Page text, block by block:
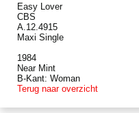
Easy Lover
CBS
A.12.4915
Maxi Single
1984
Near Mint
B-Kant: Woman
Terug naar overzicht